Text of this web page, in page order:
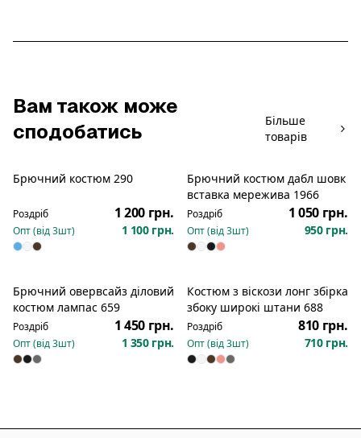
Вам також може
сподобатись
Більше
товарів
Брючний костюм 290
Роздріб 1 200 грн.
Опт (від3шт) 1 100 грн.
Брючний костюм дабл шовк
вставка мережива 1966
Роздріб 1 050 грн.
Опт (від3шт) 950 грн.
Брючний овервсайз діловий
костюм лампас 659
Роздріб 1 450 грн.
Опт (від3шт) 1 350 грн.
Костюм з віскози лонг збірка
збоку широкі штани 688
Роздріб 810 грн.
Опт (від3шт) 710 грн.